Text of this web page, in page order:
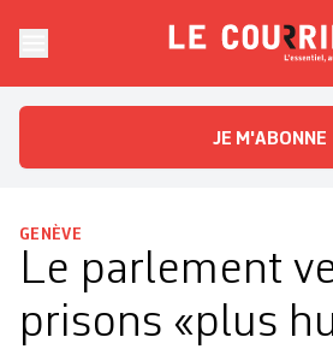
Le
JE M'ABONNE
GENÈVE
Le parlement
prisons «plus